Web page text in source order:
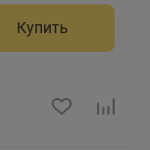
Купить